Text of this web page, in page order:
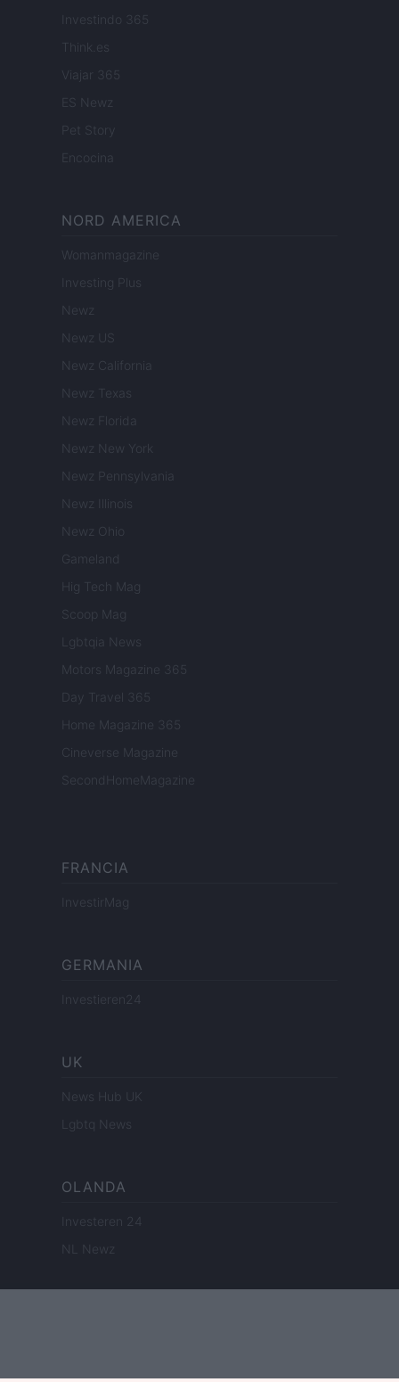
Investindo 365
Think.es
Viajar 365
ES Newz
Pet Story
Encocina
NORD AMERICA
Womanmagazine
Investing Plus
Newz
Newz US
Newz California
Newz Texas
Newz Florida
Newz New York
Newz Pennsylvania
Newz Illinois
Newz Ohio
Gameland
Hig Tech Mag
Scoop Mag
Lgbtqia News
Motors Magazine 365
Day Travel 365
Home Magazine 365
Cineverse Magazine
SecondHomeMagazine
FRANCIA
InvestirMag
GERMANIA
Investieren24
UK
News Hub UK
Lgbtq News
OLANDA
Investeren 24
NL Newz